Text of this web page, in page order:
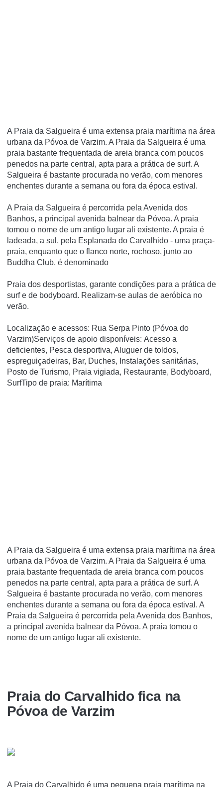
A Praia da Salgueira é uma extensa praia marí­tima na área
urbana da Póvoa de Varzim. A Praia da Salgueira é uma
praia bastante frequentada de areia branca com poucos
penedos na parte central, apta para a prática de surf. A
Salgueira é bastante procurada no verão, com menores
enchentes durante a semana ou fora da época estival.
A Praia da Salgueira é percorrida pela Avenida dos
Banhos, a principal avenida balnear da Póvoa. A praia
tomou o nome de um antigo lugar ali existente. A praia é
ladeada, a sul, pela Esplanada do Carvalhido - uma praça-
praia, enquanto que o flanco norte, rochoso, junto ao
Buddha Club, é denominado
Praia dos desportistas, garante condições para a prática de
surf e de bodyboard. Realizam-se aulas de aeróbica no
verão.
Localização e acessos: Rua Serpa Pinto (Póvoa do
Varzim)Serviços de apoio disponíveis: Acesso a
deficientes, Pesca desportiva, Aluguer de toldos,
espreguiçadeiras, Bar, Duches, Instalações sanitárias,
Posto de Turismo, Praia vigiada, Restaurante, Bodyboard,
SurfTipo de praia: Marítima
A Praia da Salgueira é uma extensa praia marítima na área
urbana da Póvoa de Varzim. A Praia da Salgueira é uma
praia bastante frequentada de areia branca com poucos
penedos na parte central, apta para a prática de surf. A
Salgueira é bastante procurada no verão, com menores
enchentes durante a semana ou fora da época estival. A
Praia da Salgueira é percorrida pela Avenida dos Banhos,
a principal avenida balnear da Póvoa. A praia tomou o
nome de um antigo lugar ali existente.
Praia do Carvalhido fica na
Póvoa de Varzim
A Praia do Carvalhido é uma pequena praia marí­tima na